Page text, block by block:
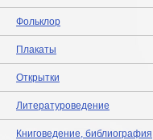
Фольклор
Плакаты
Открытки
Литературоведение
Книговедение, библиография